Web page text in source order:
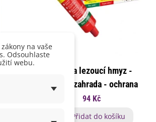
-
Lep na lezoucí hmyz -
Zdravá zahrada - ochrana
proti hmyzu - 135 g
94 Kč
Přidat do košíku
na vaše
Odsouhlaste
webu.